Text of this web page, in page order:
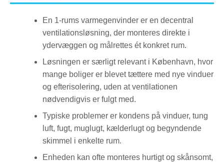
En 1-rums varmegenvinder er en decentral
ventilationsløsning, der monteres direkte i
ydervæggen og målrettes ét konkret rum.
Løsningen er særligt relevant i København, hvor
mange boliger er blevet tættere med nye vinduer
og efterisolering, uden at ventilationen
nødvendigvis er fulgt med.
Typiske problemer er kondens på vinduer, tung
luft, fugt, muglugt, kælderlugt og begyndende
skimmel i enkelte rum.
Enheden kan ofte monteres hurtigt og skånsomt,